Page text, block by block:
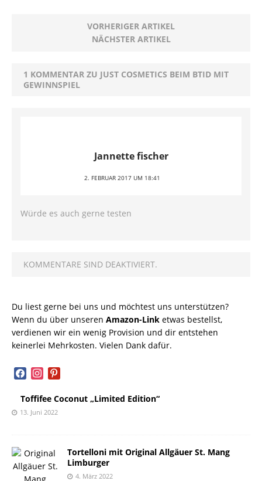
VORHERIGER ARTIKEL
NÄCHSTER ARTIKEL
1 KOMMENTAR ZU JUST COSMETICS BEIM BTID MIT
GEWINNSPIEL
Jannette fischer
2. FEBRUAR 2017 UM 18:41
Würde es auch gerne testen
KOMMENTARE SIND DEAKTIVIERT.
Du liest gerne bei uns und möchtest uns unterstützen?
Wenn du über unseren Amazon-Link etwas bestellst,
verdienen wir ein wenig Provision und dir entstehen
keinerlei Mehrkosten. Vielen Dank dafür.
facebookinstagram
pinterest
Toffifee Coconut „Limited Edition“
13. Juni 2022
Tortelloni mit Original Allgäuer St. Mang
Limburger
4. März 2022